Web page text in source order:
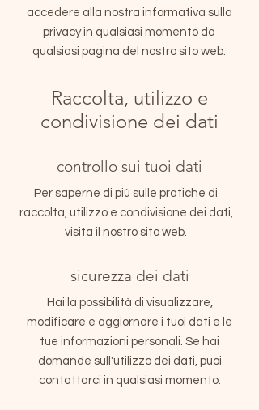
accedere alla nostra informativa sulla
privacy in qualsiasi momento da
qualsiasi pagina del nostro sito web.
Raccolta, utilizzo e
condivisione dei dati
controllo sui tuoi dati
Per saperne di più sulle pratiche di
raccolta, utilizzo e condivisione dei dati,
visita il nostro sito web.
sicurezza dei dati
Hai la possibilità di visualizzare,
modificare e aggiornare i tuoi dati e le
tue informazioni personali. Se hai
domande sull'utilizzo dei dati, puoi
contattarci in qualsiasi momento.